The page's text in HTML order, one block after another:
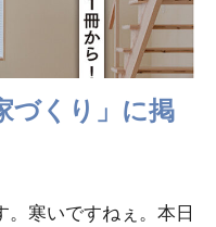
づくり」に掲
。寒いですねぇ。本日